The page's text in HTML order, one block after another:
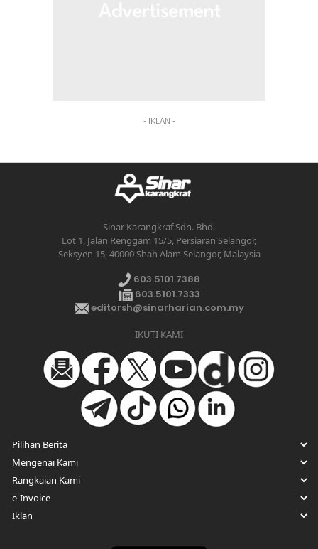
- IKLAN -
Sinar Karangkraf Sdn. Bhd.
Lot 1, Jalan Renggam 15/5, Persiaran Selangor,
Seksyen 15, 40000 Shah Alam Selangor, Malaysia
603.5101.7388
603.5101.7333
editorsh@sinarharian.com.my
IKUTI KAMI